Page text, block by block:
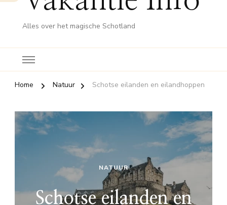
Alles over het magische Schotland
Home Natuur Schotse eilanden en eilandhoppen
NATUUR
Schotse eilanden en